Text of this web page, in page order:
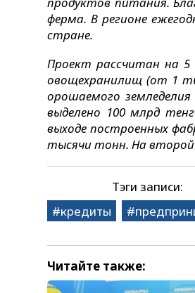
ферма. В регионе
стране.
Проект рассчитан на
овощехранилищ (от 1
орошаемого
выделено 100 млрд
выходе построенных
тысячи тонн. На второй
Тэги записи:
кредиты
Читайте также: